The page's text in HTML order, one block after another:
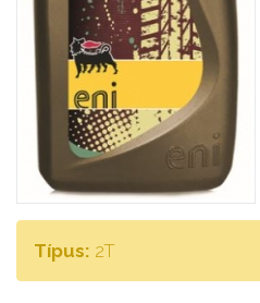
Típus: 2T